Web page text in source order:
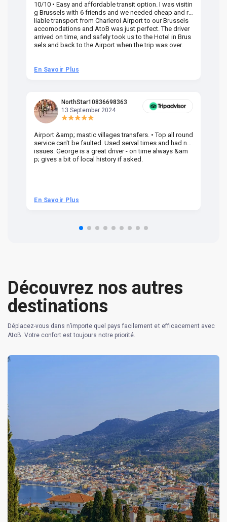
10/10 • Easy and affordable transit option. I was visitin
g Brussels with 6 friends and we needed cheap and re
liable transport from Charleroi Airport to our Brussels
accomodations and AtoB was just perfect. The driver
arrived on time, and safely took us to the Hotel in Brus
sels and back to the Airport when the trip was over.
En Savoir Plus
NorthStar10836698363
13 September 2024
Airport &amp; mastic villages transfers. • Top all round
service can't be faulted. Used serval times and had no
issues. George is a great driver - on time always &am
p; gives a bit of local history if asked.
En Savoir Plus
Découvrez nos autres
destinations
Déplacez-vous dans n’importe quel pays facilement et efficacement avec
AtoB. Votre confort est toujours notre priorité.